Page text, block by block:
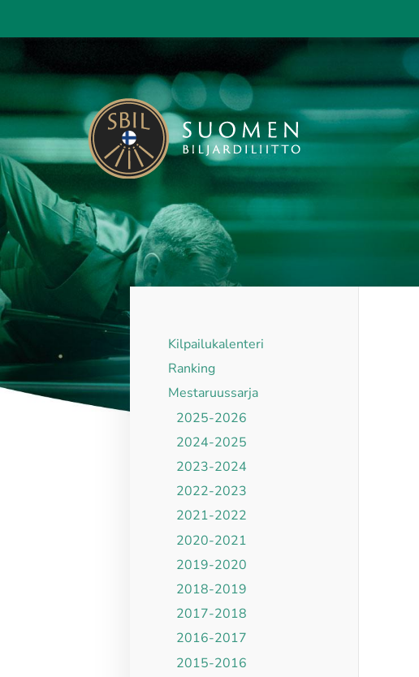
sivun
Suomen Biljardiliitto ry
Kilpailukalenteri
Ranking
Mestaruussarja
2025-2026
2024-2025
2023-2024
2022-2023
2021-2022
2020-2021
2019-2020
2018-2019
2017-2018
2016-2017
2015-2016